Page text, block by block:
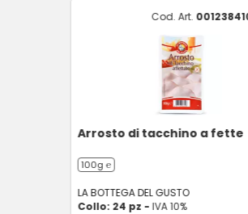
Cod. Art.
Arrosto di tacchino a fette
100g ℮
LA BOTTEGA DEL GUSTO
Collo: 24 pz - IVA 10%